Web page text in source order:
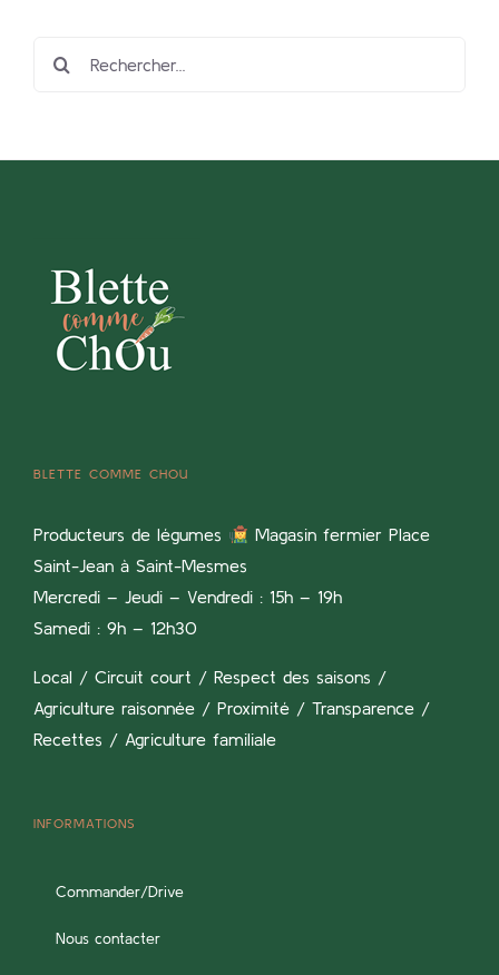
BLETTE COMME CHOU
Producteurs de légumes
Magasin fermier Place
Saint-Jean à Saint-Mesmes
Mercredi – Jeudi – Vendredi : 15h – 19h
Samedi : 9h – 12h30
Local / Circuit court / Respect des saisons /
Agriculture raisonnée / Proximité / Transparence /
Recettes / Agriculture familiale
INFORMATIONS
Commander/Drive
Nous contacter